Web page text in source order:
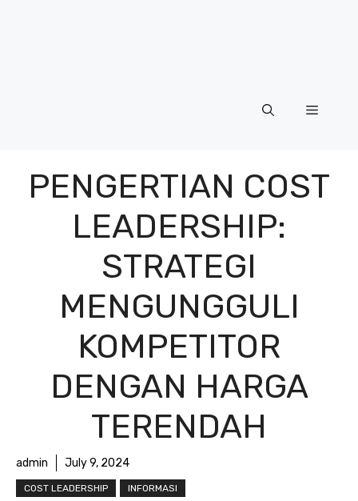
Menu
PENGERTIAN COST
LEADERSHIP:
STRATEGI
MENGUNGGULI
KOMPETITOR
DENGAN HARGA
TERENDAH
admin July 9, 2024
COST LEADERSHIP INFORMASI